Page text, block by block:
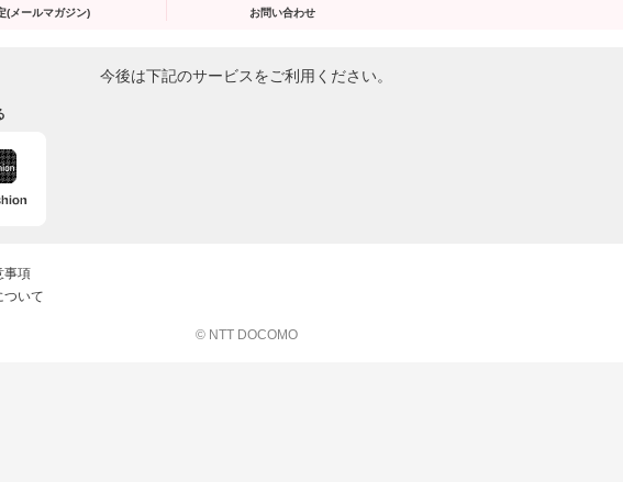
(メールマガジン) お問い合わせ
今後は下記のサービスをご利用ください。
事項
ついて
© NTT DOCOMO